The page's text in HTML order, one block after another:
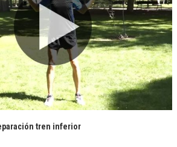
tren inferior